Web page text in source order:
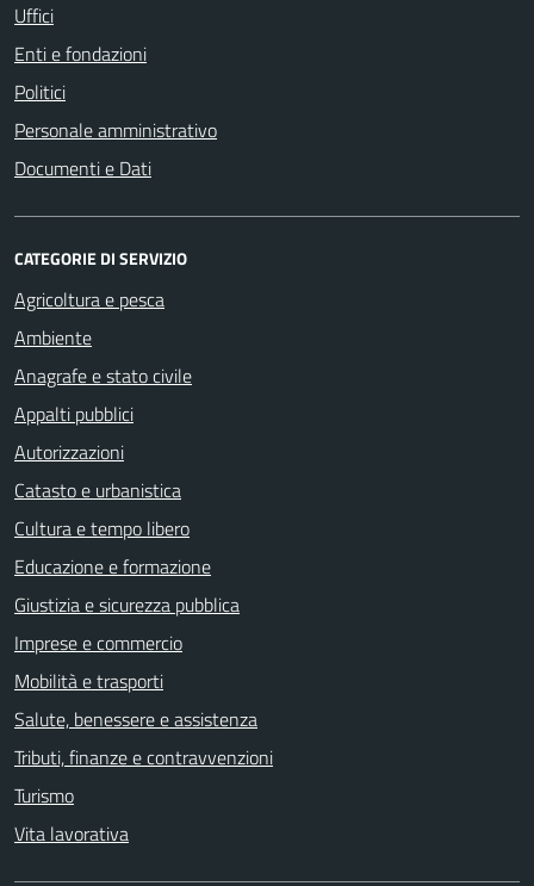
Uffici
Enti e fondazioni
Politici
Personale amministrativo
Documenti e Dati
CATEGORIE DI SERVIZIO
Agricoltura e pesca
Ambiente
Anagrafe e stato civile
Appalti pubblici
Autorizzazioni
Catasto e urbanistica
Cultura e tempo libero
Educazione e formazione
Giustizia e sicurezza pubblica
Imprese e commercio
Mobilità e trasporti
Salute, benessere e assistenza
Tributi, finanze e contravvenzioni
Turismo
Vita lavorativa